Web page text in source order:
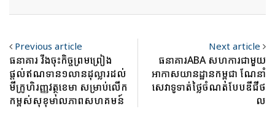
Previous article
ធនាគារ វីងចុះ​កិច្ចព្រមព្រៀង​​
ផ្ដល់​ឥណទាន​១លាន​ដុល្លារដល់​
មីក្រូ​ហិរញ្ញ​វត្ថុ​ខេមា​ ​សម្រាប់​លើក​
កម្ពស់​សុខុ​មាលភា​ពស​ហគ​មន៍
Next article
ធនាគារABA សហការជាមួយ
អាកាសយានដ្ឋានកម្ពុជា ណែនាំ
សេវាទូទាត់​ថ្លៃ​ចំណត​បែប​ឌីជី​ថ​​
ល